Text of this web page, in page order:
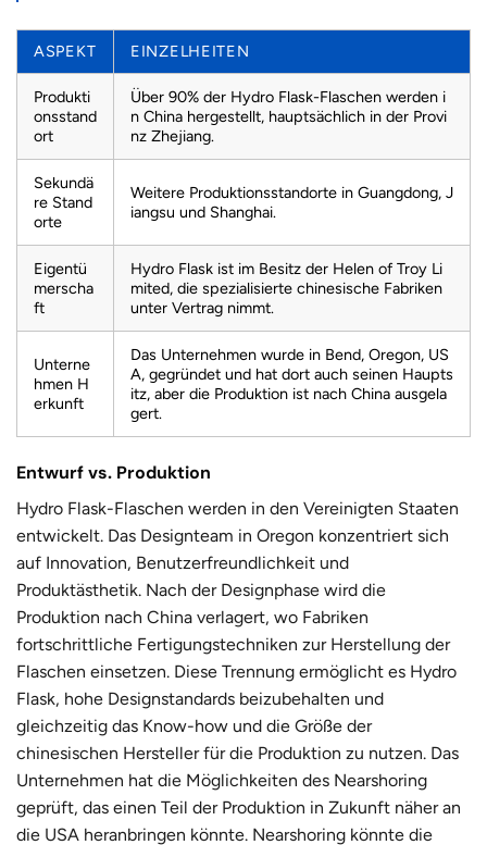
ASPEKT EINZELHEITEN
Produkti
onsstand
ort
Über 90% der Hydro Flask-Flaschen werden i
n China hergestellt, hauptsächlich in der Provi
nz Zhejiang.
Sekundä
re Stand
orte
Weitere Produktionsstandorte in Guangdong, J
iangsu und Shanghai.
Eigentü
merscha
ft
Hydro Flask ist im Besitz der Helen of Troy Li
mited, die spezialisierte chinesische Fabriken
unter Vertrag nimmt.
Unterne
hmen H
erkunft
Das Unternehmen wurde in Bend, Oregon, US
A, gegründet und hat dort auch seinen Haupts
itz, aber die Produktion ist nach China ausgela
gert.
Entwurf vs. Produktion
Hydro Flask-Flaschen werden in den Vereinigten Staaten
entwickelt. Das Designteam in Oregon konzentriert sich
auf Innovation, Benutzerfreundlichkeit und
Produktästhetik. Nach der Designphase wird die
Produktion nach China verlagert, wo Fabriken
fortschrittliche Fertigungstechniken zur Herstellung der
Flaschen einsetzen. Diese Trennung ermöglicht es Hydro
Flask, hohe Designstandards beizubehalten und
gleichzeitig das Know-how und die Größe der
chinesischen Hersteller für die Produktion zu nutzen. Das
Unternehmen hat die Möglichkeiten des Nearshoring
geprüft, das einen Teil der Produktion in Zukunft näher an
die USA heranbringen könnte. Nearshoring könnte die